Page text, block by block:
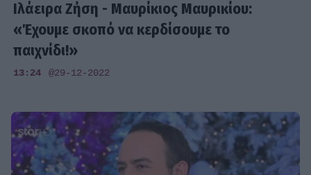
Ιλάειρα Ζήση - Μαυρίκιος Μαυρικίου:
«Έχουμε σκοπό να κερδίσουμε το
παιχνίδι!»
13:24 @29-12-2022